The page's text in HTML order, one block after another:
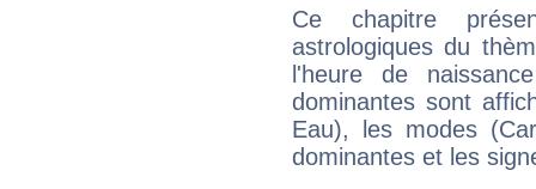
Ce chapitre
astrologiques du
l'heure de
dominantes sont
Eau), les modes
dominantes et les